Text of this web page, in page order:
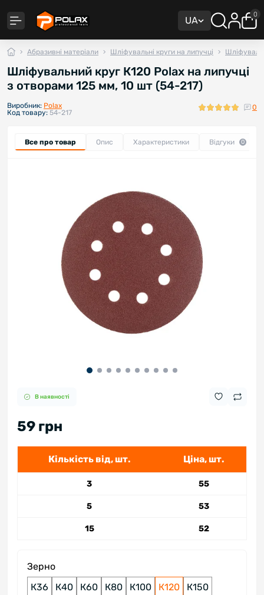
UA
0
Абразивні матеріали Шліфувальні круги на липучці
Шліфувальний круг К120 Polax на липучці
з отворами 125 мм, 10 шт (54-217)
Виробник: Polax
Код товару: 54-217
0
Все про товар Опис Характеристики Відгуки 0
В наявності
59 грн
Кількість від, шт. Ціна, шт.
3 55
5 53
15 52
Зерно
К36
К40 К60 К80 К100 К120
К150